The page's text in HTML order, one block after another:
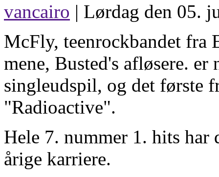
vancairo | Lørdag den 05.
McFly, teenrockbandet fra
mene, Busted's afløsere. er
singleudspil, og det første
"Radioactive".
Hele 7. nummer 1. hits
årige karriere.